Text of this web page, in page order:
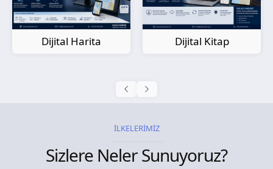
Dijital Kitap
Kağıt Harita
İLKELERİMİZ
Sizlere Neler Sunuyoruz?